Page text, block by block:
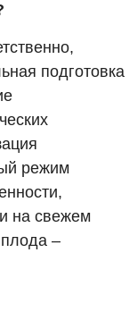
подготовка
режим
на свежем
–